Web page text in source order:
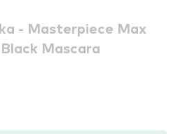
- Masterpiece Max
Mascara